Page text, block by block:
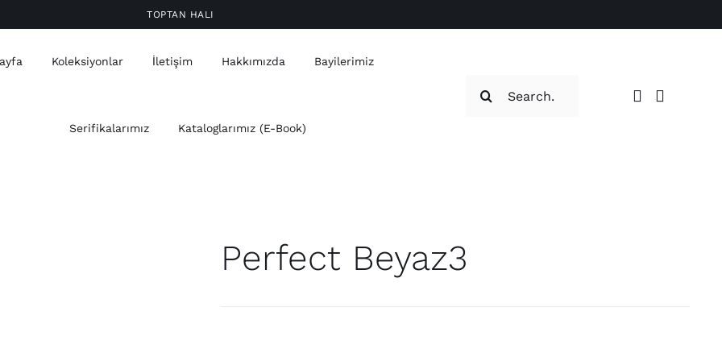
TOPTAN HALI
Koleksiyonlar İletişim Hakkımızda Bayilerimiz
Serifikalarımız Kataloglarımız (E-Book)
Perfect Beyaz3